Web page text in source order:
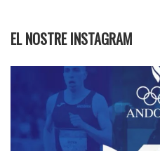
EL NOSTRE INSTAGRAM